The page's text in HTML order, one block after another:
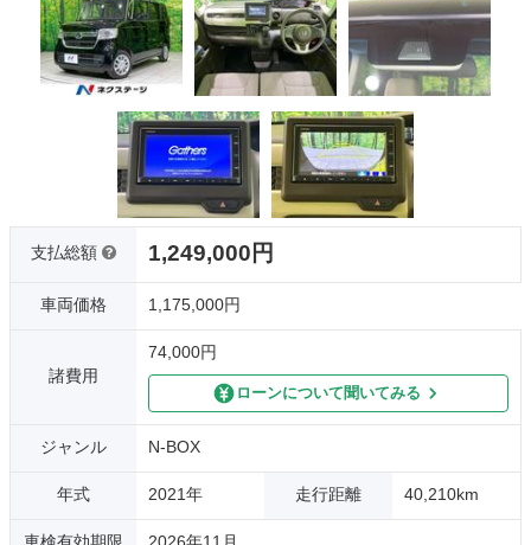
支払総額 1,249,000円
車両価格 1,175,000円
諸費用
74,000円
ローンについて聞いてみる
ジャンル N-BOX
年式 2021年 走行距離 40,210km
車検有効期限 2026年11月